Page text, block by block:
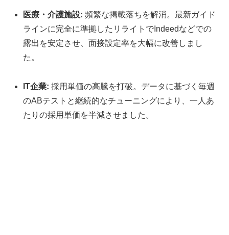
医療・介護施設: 頻繁な掲載落ちを解消。最新ガイド
ラインに完全に準拠したリライトでIndeedなどでの
露出を安定させ、面接設定率を大幅に改善しまし
た。
IT企業: 採用単価の高騰を打破。データに基づく毎週
のABテストと継続的なチューニングにより、一人あ
たりの採用単価を半減させました。